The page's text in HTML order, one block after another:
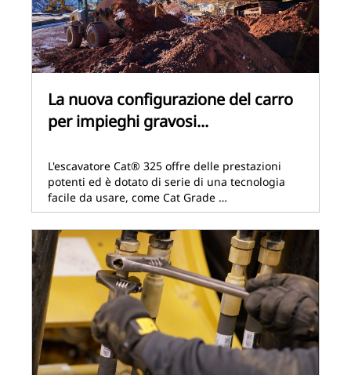
La nuova configurazione del carro
per impieghi gravosi...
L'escavatore Cat® 325 offre delle prestazioni
potenti ed è dotato di serie di una tecnologia
facile da usare, come Cat Grade …